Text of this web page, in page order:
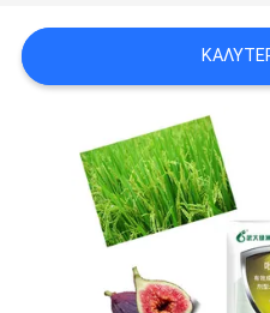
ΑΠΌΣΠΑΣΜΑ
SITEMAP
PRIVACY
POLICY